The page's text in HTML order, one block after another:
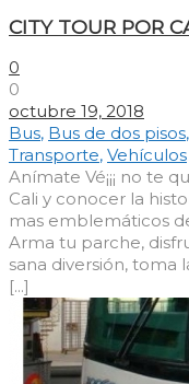
CITY TOUR POR
0
0
octubre 19, 2018
Bus, Bus de dos pisos,
Transporte, Vehículos
Anímate Vé¡¡¡ no te
Cali y conocer la
mas emblemáticos
Arma tu parche,
sana diversión, toma
[...]